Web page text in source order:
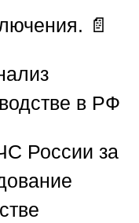
📄
в РФ
России за